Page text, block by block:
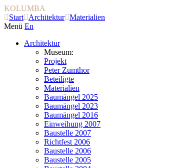
KOLUMBA
Start
Architektur Materialien
Menü En
Architektur
Museum:
Projekt
Peter Zumthor
Beteiligte
Materialien
Baumängel 2025
Baumängel 2023
Baumängel 2016
Einweihung 2007
Baustelle 2007
Richtfest 2006
Baustelle 2006
Baustelle 2005